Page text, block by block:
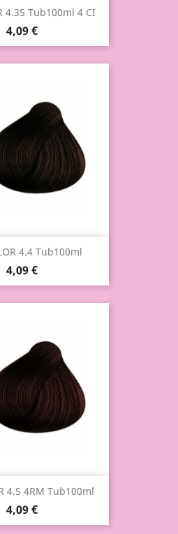
4.35 Tub100ml 4 CI
4,09 €
4.4 Tub100ml
4,09 €
4.5 4RM Tub100ml
4,09 €